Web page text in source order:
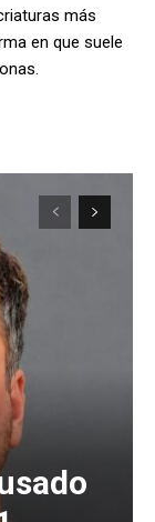
más
en que suele